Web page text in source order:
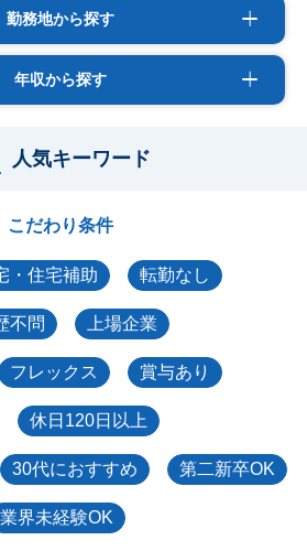
勤務地から探す
年収から探す
人気キーワード
こだわり条件
・住宅補助 転勤なし
不問 上場企業
フレックス 賞与あり
休日120日以上
30代におすすめ 第二新卒OK
業界未経験OK